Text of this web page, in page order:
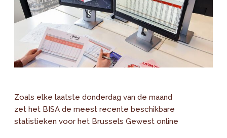
Zoals elke laatste donderdag van de maand
zet het BISA de meest recente beschikbare
statistieken voor het Brussels Gewest online